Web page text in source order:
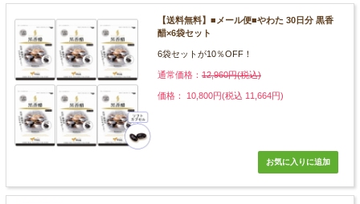
【送料無料】■メール便■やわた 30日分 黒香
醋×6袋セット
6袋セットが10％OFF！
通常価格： 12,960円(税込)
価格： 10,800円(税込 11,664円)